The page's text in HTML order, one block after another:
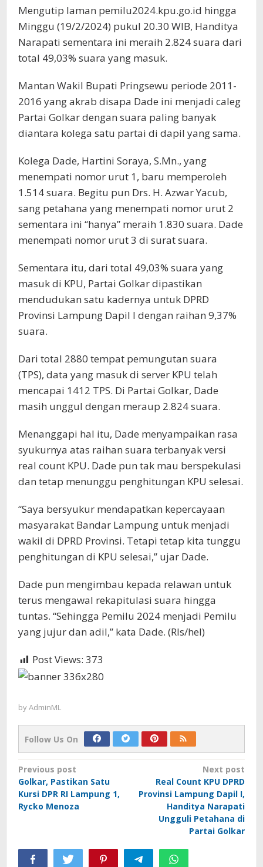
Mengutip laman pemilu2024.kpu.go.id hingga
Minggu (19/2/2024) pukul 20.30 WIB, Handitya
Narapati sementara ini meraih 2.824 suara dari
total 49,03% suara yang masuk.
Mantan Wakil Bupati Pringsewu periode 2011-
2016 yang akrab disapa Dade ini menjadi caleg
Partai Golkar dengan suara paling banyak
diantara kolega satu partai di dapil yang sama.
Kolega Dade, Hartini Soraya, S.Mn., yang
menempati nomor urut 1, baru memperoleh
1.514 suara. Begitu pun Drs. H. Azwar Yacub,
sang petahana yang menempati nomor urut 2
sementara ini “hanya” meraih 1.830 suara. Dade
menempati nomor urut 3 di surat suara.
Sementara itu, dari total 49,03% suara yang
masuk di KPU, Partai Golkar dipastikan
mendudukan satu kadernya untuk DPRD
Provinsi Lampung Dapil I dengan raihan 9,37%
suara.
Dari total 2880 tempat pemungutan suara
(TPS), data yang masuk di server KPU telah
mencapai 1412 TPS. Di Partai Golkar, Dade
masih unggul dengan meraup 2.824 suara.
Menanggapi hal itu, Dade menyampaikan rasa
syukurnya atas raihan suara terbanyak versi
real count KPU. Dade pun tak mau berspekulasi
dan tetap menunggu penghitungan KPU selesai.
“Saya bersyukur mendapatkan kepercayaan
masyarakat Bandar Lampung untuk menjadi
wakil di DPRD Provinsi. Tetapi tetap kita tunggu
penghitungan di KPU selesai,” ujar Dade.
Dade pun mengimbau kepada relawan untuk
terus mengawal rekapitulasi suara hingga
tuntas. “Sehingga Pemilu 2024 menjadi Pemilu
yang jujur dan adil,” kata Dade. (Rls/hel)
Post Views: 373
byAdminML
Follow Us On
Post
navigation
Previous post
Golkar, Pastikan Satu
Kursi DPR RI Lampung 1,
Rycko Menoza
Next post
Real Count KPU DPRD
Provinsi Lampung Dapil I,
Handitya Narapati
Ungguli Petahana di
Partai Golkar